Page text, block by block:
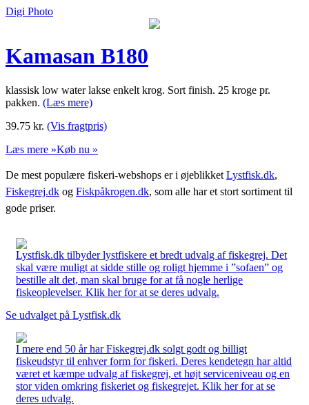
Digi Photo
Kamasan B180
klassisk low water lakse enkelt krog. Sort finish. 25 kroge pr.
pakken. (Læs mere)
39.75 kr. (Vis fragtpris)
Læs mere »Køb nu »
De mest populære fiskeri-webshops er i øjeblikket Lystfisk.dk,
Fiskegrej.dk og Fiskpåkrogen.dk, som alle har et stort sortiment til
gode priser.
Lystfisk.dk tilbyder lystfiskere et bredt udvalg af fiskegrej. Det
skal være muligt at sidde stille og roligt hjemme i ”sofaen” og
bestille alt det, man skal bruge for at få nogle herlige
fiskeoplevelser. Klik her for at se deres udvalg.
Se udvalget på Lystfisk.dk
I mere end 50 år har Fiskegrej.dk solgt godt og billigt
fiskeudstyr til enhver form for fiskeri. Deres kendetegn har altid
været et kæmpe udvalg af fiskegrej, et højt serviceniveau og en
stor viden omkring fiskeriet og fiskegrejet. Klik her for at se
deres udvalg.